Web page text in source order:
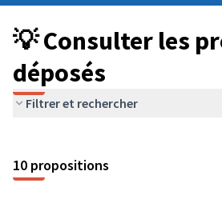
💡 Consulter les
déposés
Filtrer et rechercher
10 propositions